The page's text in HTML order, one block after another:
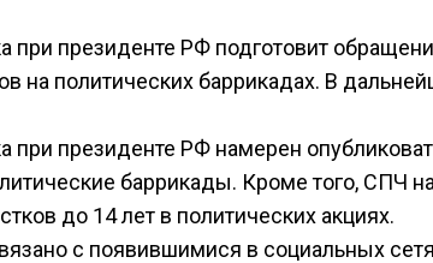
при президенте РФ подготовит
на политических баррикадах. В
при президенте РФ намерен
баррикады. Кроме того, СПЧ
до 14 лет в политических акциях.
с появившимися в социальных